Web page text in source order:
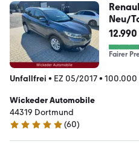
Neu/
Fairer
Unfallfrei • EZ 05/2017• 100.000
Wickeder Automobile
44319 Dortmund
4.9 Sterne
(60)